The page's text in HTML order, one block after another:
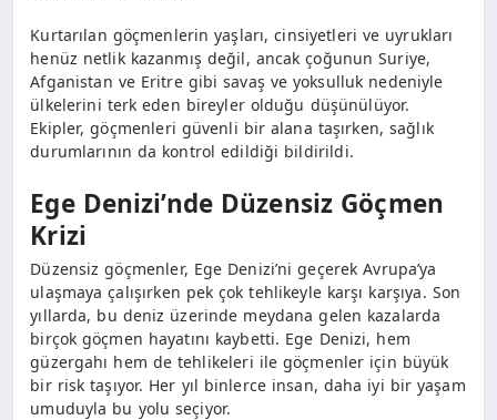
Kurtarılan göçmenlerin yaşları, cinsiyetleri ve uyrukları
henüz netlik kazanmış değil, ancak çoğunun Suriye,
Afganistan ve Eritre gibi savaş ve yoksulluk nedeniyle
ülkelerini terk eden bireyler olduğu düşünülüyor.
Ekipler, göçmenleri güvenli bir alana taşırken, sağlık
durumlarının da kontrol edildiği bildirildi.
Ege Denizi’nde Düzensiz Göçmen
Krizi
Düzensiz göçmenler, Ege Denizi’ni geçerek Avrupa’ya
ulaşmaya çalışırken pek çok tehlikeyle karşı karşıya. Son
yıllarda, bu deniz üzerinde meydana gelen kazalarda
birçok göçmen hayatını kaybetti. Ege Denizi, hem
güzergahı hem de tehlikeleri ile göçmenler için büyük
bir risk taşıyor. Her yıl binlerce insan, daha iyi bir yaşam
umuduyla bu yolu seçiyor.